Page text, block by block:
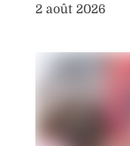
2 août 2026